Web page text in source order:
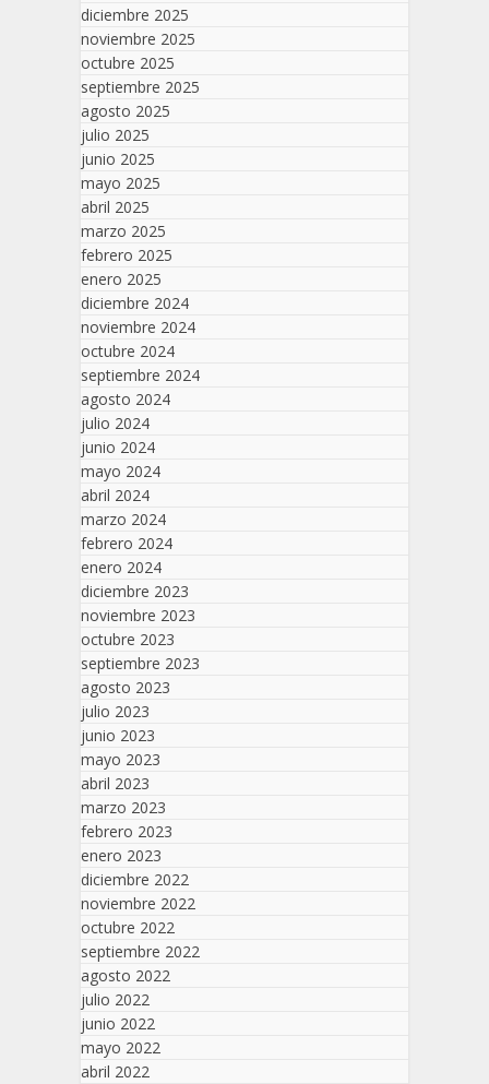
diciembre 2025
noviembre 2025
octubre 2025
septiembre 2025
agosto 2025
julio 2025
junio 2025
mayo 2025
abril 2025
marzo 2025
febrero 2025
enero 2025
diciembre 2024
noviembre 2024
octubre 2024
septiembre 2024
agosto 2024
julio 2024
junio 2024
mayo 2024
abril 2024
marzo 2024
febrero 2024
enero 2024
diciembre 2023
noviembre 2023
octubre 2023
septiembre 2023
agosto 2023
julio 2023
junio 2023
mayo 2023
abril 2023
marzo 2023
febrero 2023
enero 2023
diciembre 2022
noviembre 2022
octubre 2022
septiembre 2022
agosto 2022
julio 2022
junio 2022
mayo 2022
abril 2022